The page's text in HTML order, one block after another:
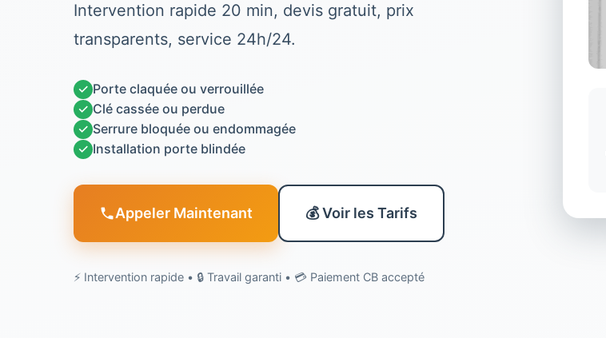
Intervention rapide 20 min, devis gratuit, prix
transparents, service 24h/24.
✓ Porte claquée ou verrouillée
✓ Clé cassée ou perdue
✓ Serrure bloquée ou endommagée
✓ Installation porte blindée
Appeler Maintenant 💰 Voir les Tarifs
⚡ Intervention rapide • 🔒 Travail garanti • 💳 Paiement CB accepté